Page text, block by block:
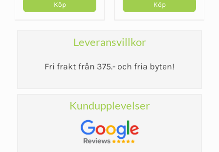
Köp Köp
Leveransvillkor
Fri frakt från 375.- och fria byten!
Kundupplevelser